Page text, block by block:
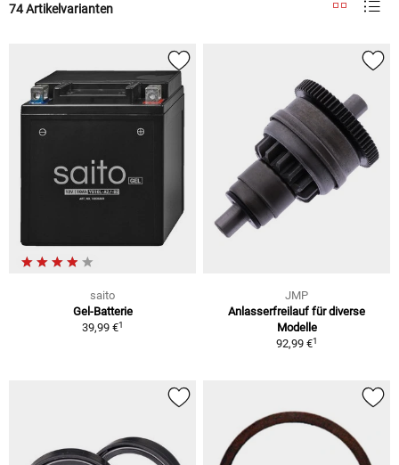
74 Artikelvarianten
saito
Gel-Batterie
39,99 €1
JMP
Anlasserfreilauf für diverse
Modelle
92,99 €1